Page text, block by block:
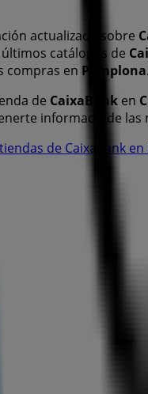
actualizada sobre
últimos catálogos de
compras en Pamplona.
de CaixaBank en
informado de
de CaixaBank en